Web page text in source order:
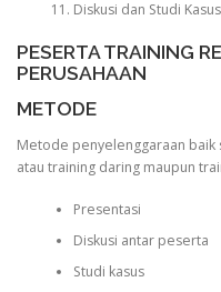
Diskusi dan Studi
PESERTA TRAINING
PERUSAHAAN
METODE
Metode penyelenggaraan baik
atau training daring maupun
Presentasi
Diskusi antar peserta
Studi kasus